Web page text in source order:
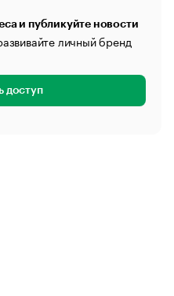
и публикуйте новости
личный бренд
доступ